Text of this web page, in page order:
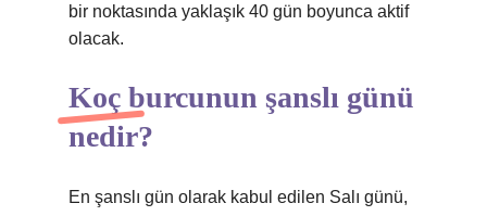
bir noktasında yaklaşık 40 gün boyunca aktif
olacak.
Koç burcunun şanslı günü
nedir?
En şanslı gün olarak kabul edilen Salı günü,